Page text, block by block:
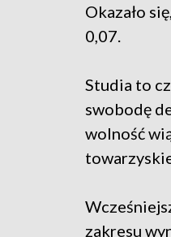
Okazało
0,07.
Studia to
swobodę
wolność
zakresu